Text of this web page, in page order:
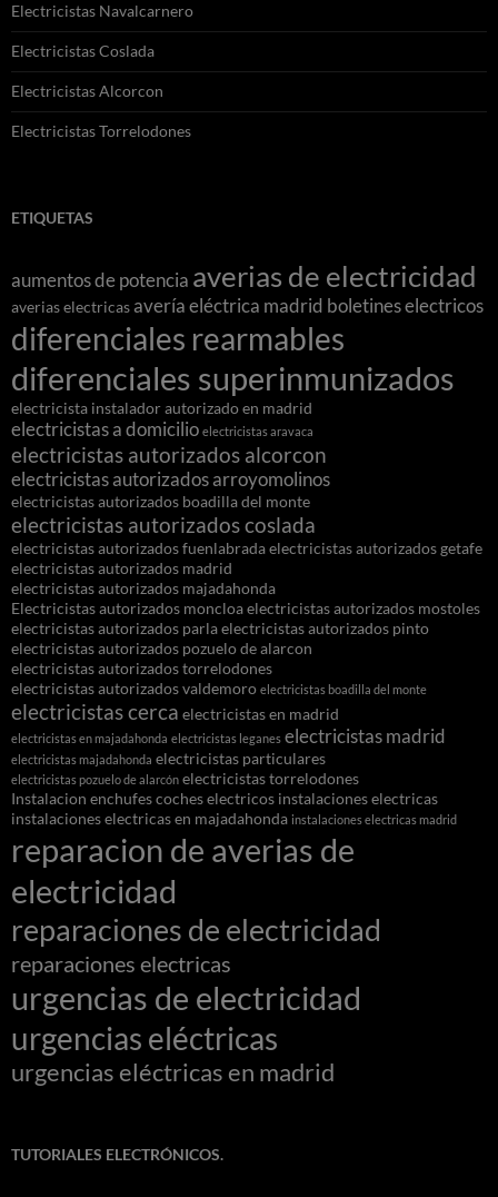
Electricistas Navalcarnero
Electricistas Coslada
Electricistas Alcorcon
Electricistas Torrelodones
ETIQUETAS
aumentos de potencia averias de electricidad
averias electricas avería eléctrica madrid boletines electricos
diferenciales rearmables
diferenciales superinmunizados
electricista instalador autorizado en madrid
electricistas a domicilio electricistas aravaca
electricistas autorizados alcorcon
electricistas autorizados arroyomolinos
electricistas autorizados boadilla del monte
electricistas autorizados coslada
electricistas autorizados fuenlabradaelectricistas autorizados getafe
electricistas autorizados madrid
electricistas autorizados majadahonda
Electricistas autorizados moncloaelectricistas autorizados mostoles
electricistas autorizados parlaelectricistas autorizados pinto
electricistas autorizados pozuelo de alarcon
electricistas autorizados torrelodones
electricistas autorizados valdemoro electricistas boadilla del monte
electricistas cerca electricistas en madrid
electricistas en majadahonda electricistas leganes electricistas madrid
electricistas majadahonda electricistas particulares
electricistas pozuelo de alarcón electricistas torrelodones
Instalacion enchufes coches electricos instalaciones electricas
instalaciones electricas en majadahonda instalaciones electricas madrid
reparacion de averias de
electricidad
reparaciones de electricidad
reparaciones electricas
urgencias de electricidad
urgencias eléctricas
urgencias eléctricas en madrid
TUTORIALES ELECTRÓNICOS.